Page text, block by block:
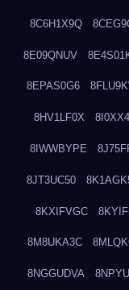
8C6H1X9Q
8E09QNUV
8EPAS0G6
8HV1LF0X
8IWWBYPE
8JT3UC50
8KXIFVGC
8M8UKA3C
8NGGUDVA